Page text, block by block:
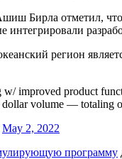
Бирла отметил,
интегрировали
регион
improved product
volume — totaling
May 2, 2022
программу